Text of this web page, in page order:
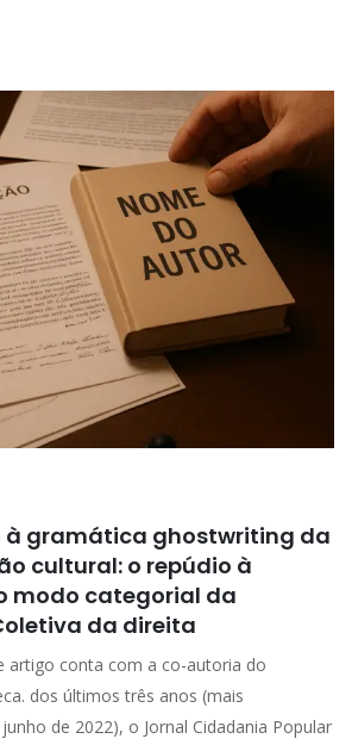
à gramática ghostwriting da
cultural: o repúdio à
modo categorial da
da direita
artigo conta com a co-autoria do
dos últimos três anos (mais
de 2022), o Jornal Cidadania Popular